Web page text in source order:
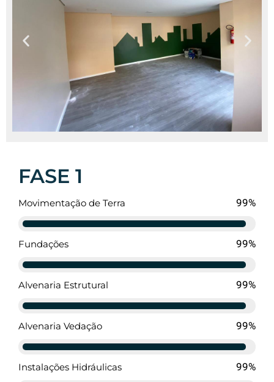
FASE 1
Movimentação de Terra 94%
Fundações 94%
Alvenaria Estrutural 94%
Alvenaria Vedação 94%
Instalações Hidráulicas 94%